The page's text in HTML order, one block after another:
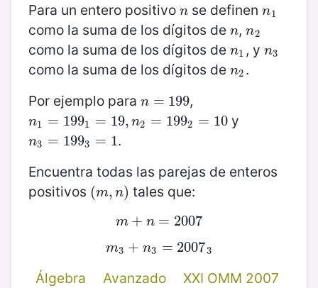
Para un entero positivo n
n se definenn1
n1
como la suma de los dígitos de n
n,n2
n2
como la suma de los dígitos de n1
n1 , y n3
n3
como la suma de los dígitos de n2
n2.
Por ejemplo para n = 199
n=199 ,
n1 = 1991 = 19, n2 = 1992 = 10
n1 =1991= 19, n2=1992 =10 y
n3 = 1993 = 1
n3 =1993= 1
.
Encuentra todas las parejas de enteros
positivos (m, n)
(m,n) tales que:
m + n = 2007
m+ n=2007
m3 + n3 = 20073
m3+ n3 =20073
Álgebra
Avanzado XXI OMM 2007